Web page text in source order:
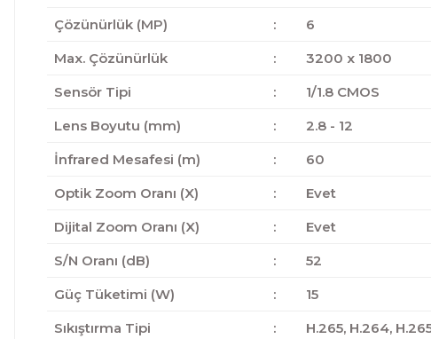
Çözünürlük (MP)
:
6
Max. Çözünürlük
:
3200 x 1800
Sensör Tipi
:
1/1.8 CMOS
Lens Boyutu (mm)
:
2.8 - 12
İnfrared Mesafesi (m)
:
60
Optik Zoom Oranı (X)
:
Evet
Dijital Zoom Oranı (X)
:
Evet
S/N Oranı (dB)
:
52
Güç Tüketimi (W)
:
15
Sıkıştırma Tipi
:
H.265, H.264,